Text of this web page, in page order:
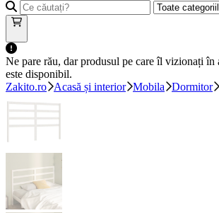
Ne pare rău, dar produsul pe care îl vizionați în
este disponibil.
Zakito.ro
Acasă și interior Mobila Dormitor